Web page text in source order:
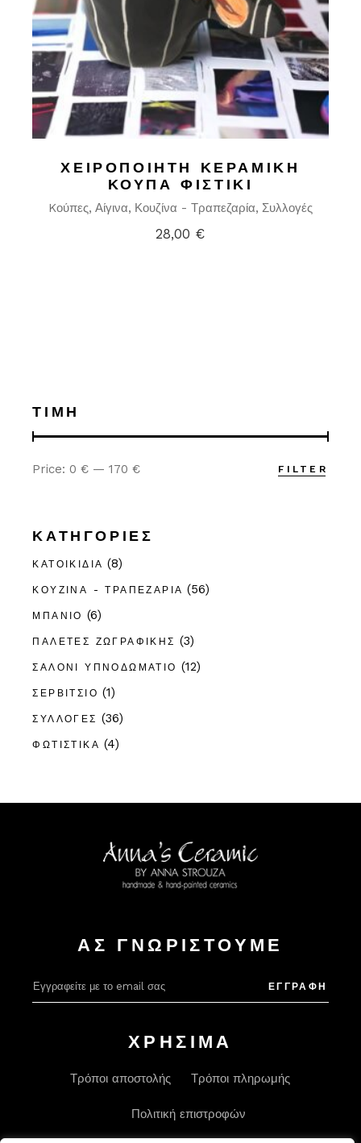
ΧΕΙΡΟΠΟΊΗΤΗ ΚΕΡΑΜΙΚΉ
ΚΟΎΠΑ ΦΙΣΤΊΚΙ
Kούπες Αίγινα Κουζίνα - Τραπεζαρία Συλλογές
28,00 €
ΤΙΜΉ
FILTER
Price:0 € —170 €
ΚΑΤΗΓΟΡΊΕΣ
ΚΑΤΟΙΚΊΔΙΑ (8)
ΚΟΥΖΊΝΑ - ΤΡΑΠΕΖΑΡΊΑ (56)
ΜΠΆΝΙΟ (6)
ΠΑΛΈΤΕΣ ΖΩΓΡΑΦΙΚΉΣ (3)
ΣΑΛΌΝΙ ΥΠΝΟΔΩΜΆΤΙΟ (12)
ΣΕΡΒΊΤΣΙΟ (1)
ΣΥΛΛΟΓΈΣ (36)
ΦΩΤΙΣΤΙΚΆ (4)
ΑΣ ΓΝΩΡΙΣΤΟΥΜΕ
ΕΓΓΡΑΦΗ
ΧΡΗΣΙΜΑ
Τρόποι αποστολής Τρόποι πληρωμής
Πολιτική επιστροφών